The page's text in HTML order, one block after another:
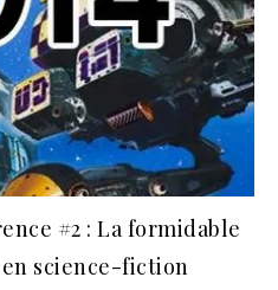
#2 : La formidable
science-fiction